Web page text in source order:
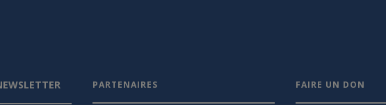
PARTENAIRES FAIRE UN DON